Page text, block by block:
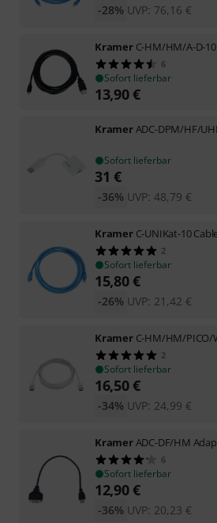
UVP: 76,16 €
-28%
Kramer C-HM/HM/A-D-
6
Sofort lieferbar
13,90€
KramerADC-DPM/HF/
Sofort lieferbar
31 €
UVP: 48,79 €
-36%
Kramer C-UNIKat-10
2
Sofort lieferbar
15,80€
UVP: 21,42 €
-26%
Kramer C-HM/HM/PICO/
2
Sofort lieferbar
16,50€
UVP: 24,99 €
-34%
KramerADC-DF/HM
6
Sofort lieferbar
12,90€
UVP: 20,23 €
-36%